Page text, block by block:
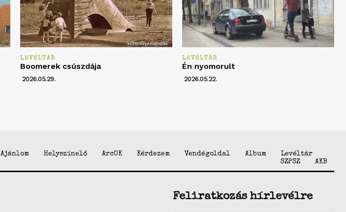
LEVÉLTÁR
Boomerek csúszdája
2026.05.29.
LEVÉLTÁR
Én nyomorult
2026.05.22.
Ajánlom Helyszínelő ArcOK Kérdezem Vendégoldal Album
Levéltár
SZPSZ
AKB
Feliratkozás hírlevélre